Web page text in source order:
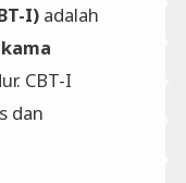
I) adalah
CBT-I
dan